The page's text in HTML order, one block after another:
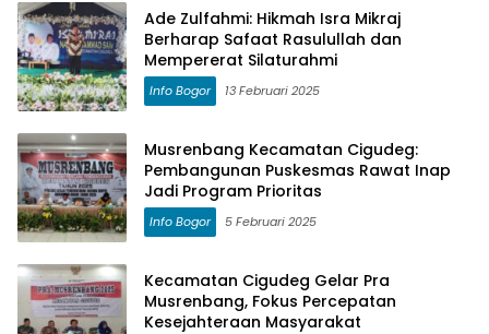
Ade Zulfahmi: Hikmah Isra Mikraj
Berharap Safaat Rasulullah dan
Mempererat Silaturahmi
Info Bogor 13 Februari 2025
Musrenbang Kecamatan Cigudeg:
Pembangunan Puskesmas Rawat Inap
Jadi Program Prioritas
Info Bogor 5 Februari 2025
Kecamatan Cigudeg Gelar Pra
Musrenbang, Fokus Percepatan
Kesejahteraan Masyarakat